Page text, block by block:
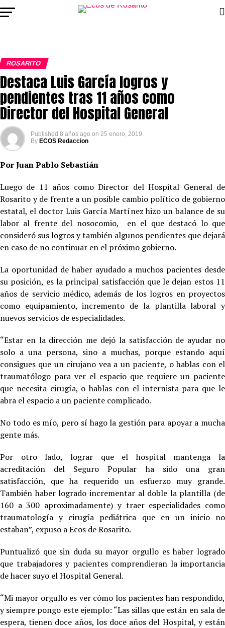
ROSARITO
Destaca Luis García logros y
pendientes tras 11 años como
Director del Hospital General
Published 8 años ago on 25 enero, 2019
By ECOS Redaccion
Por Juan Pablo Sebastián
Luego de 11 años como Director del Hospital General de
Rosarito y de frente a un posible cambio político de gobierno
estatal, el doctor Luis García Martínez hizo un balance de su
labor al frente del nosocomio, en el que destacó lo que
consideró sus logros y también algunos pendientes que dejará
en caso de no continuar en el próximo gobierno.
La oportunidad de haber ayudado a muchos pacientes desde
su posición, es la principal satisfacción que le dejan estos 11
años de servicio médico, además de los logros en proyectos
como equipamiento, incremento de la plantilla laboral y
nuevos servicios de especialidades.
“Estar en la dirección me dejó la satisfacción de ayudar no
solo a una persona, sino a muchas, porque estando aquí
consigues que un cirujano vea a un paciente, o hablas con el
traumatólogo para ver el espacio que requiere un paciente
que necesita cirugía, o hablas con el internista para que le
abra el espacio a un paciente complicado.
No todo es mío, pero sí hago la gestión para apoyar a mucha
gente más.
Por otro lado, lograr que el hospital mantenga la
acreditación del Seguro Popular ha sido una gran
satisfacción, que ha requerido un esfuerzo muy grande.
También haber logrado incrementar al doble la plantilla (de
160 a 300 aproximadamente) y traer especialidades como
traumatología y cirugía pediátrica que en un inicio no
estaban”, expuso a Ecos de Rosarito.
Puntualizó que sin duda su mayor orgullo es haber logrado
que trabajadores y pacientes comprendieran la importancia
de hacer suyo el Hospital General.
“Mi mayor orgullo es ver cómo los pacientes han respondido,
y siempre pongo este ejemplo: “Las sillas que están en sala de
espera, tienen doce años, los doce años del Hospital, y están